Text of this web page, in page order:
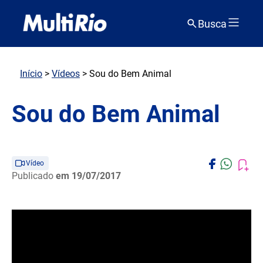
Busca
Início > Vídeos > Sou do Bem Animal
Sou do Bem Animal
Vídeo
Publicado em 19/07/2017